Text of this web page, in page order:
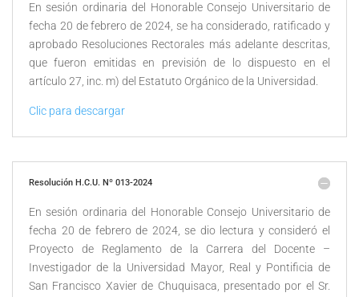
En sesión ordinaria del Honorable Consejo Universitario de
fecha 20 de febrero de 2024, se ha considerado, ratificado y
aprobado Resoluciones Rectorales más adelante descritas,
que fueron emitidas en previsión de lo dispuesto en el
artículo 27, inc. m) del Estatuto Orgánico de la Universidad.
Clic para descargar
Resolución H.C.U. Nº 013-2024
En sesión ordinaria del Honorable Consejo Universitario de
fecha 20 de febrero de 2024, se dio lectura y consideró el
Proyecto de Reglamento de la Carrera del Docente –
Investigador de la Universidad Mayor, Real y Pontificia de
San Francisco Xavier de Chuquisaca, presentado por el Sr.